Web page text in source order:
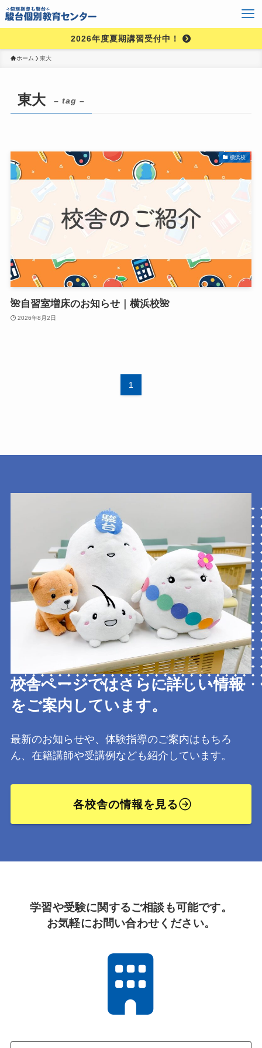
2026年度夏期講習受付中！
ホーム 東大
東大 – tag –
横浜校
🌺自習室増床のお知らせ｜横浜校🌺
2026年8月2日
1
校舎ページではさらに詳しい情報
をご案内しています。
最新のお知らせや、体験指導のご案内はもちろ
ん、在籍講師や受講例なども紹介しています。
各校舎の情報を見る
学習や受験に関するご相談も可能です。
お気軽にお問い合わせください。